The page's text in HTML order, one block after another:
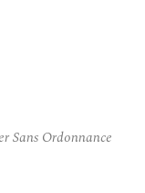
Sans Ordonnance